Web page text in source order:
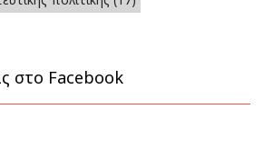
στο Facebook